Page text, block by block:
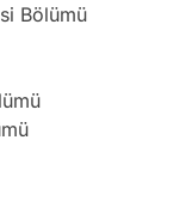
Bölümü